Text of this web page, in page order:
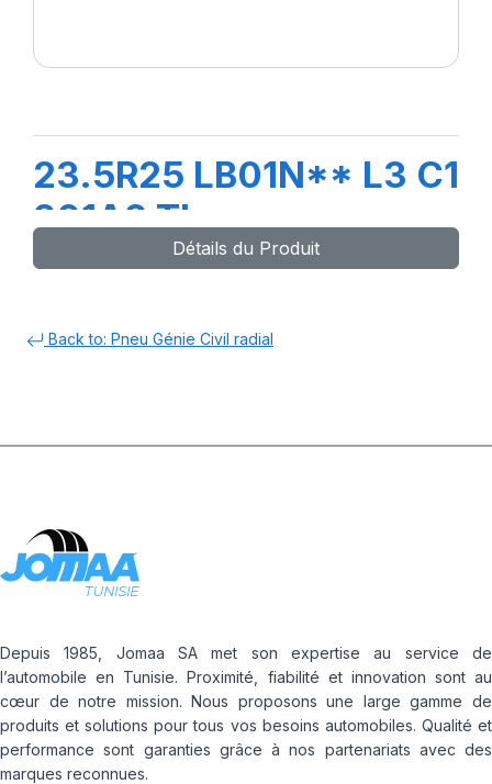
23.5R25 LB01N** L3 C1
201A2 TL
Détails du Produit
Back to: Pneu Génie Civil radial
Depuis 1985, Jomaa SA met son expertise au service de
l’automobile en Tunisie. Proximité, fiabilité et innovation sont au
cœur de notre mission. Nous proposons une large gamme de
produits et solutions pour tous vos besoins automobiles. Qualité et
performance sont garanties grâce à nos partenariats avec des
marques reconnues.